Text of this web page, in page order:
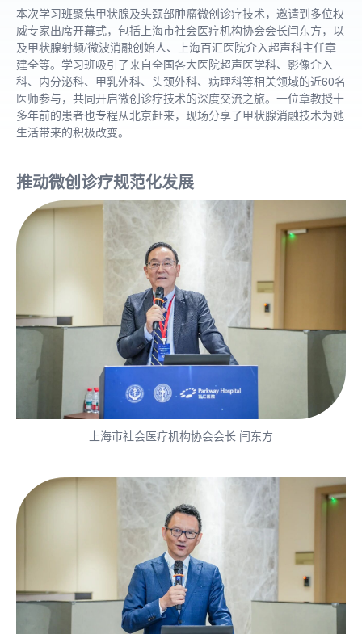
本次学习班聚焦甲状腺及头颈部肿瘤微创诊疗技术，邀请到多位权
威专家出席开幕式，包括上海市社会医疗机构协会会长闫东方，以
及甲状腺射频/微波消融创始人、上海百汇医院介入超声科主任章
建全等。学习班吸引了来自全国各大医院超声医学科、影像介入
科、内分泌科、甲乳外科、头颈外科、病理科等相关领域的近60名
医师参与，共同开启微创诊疗技术的深度交流之旅。一位章教授十
多年前的患者也专程从北京赶来，现场分享了甲状腺消融技术为她
生活带来的积极改变。
推动微创诊疗规范化发展
上海市社会医疗机构协会会长 闫东方